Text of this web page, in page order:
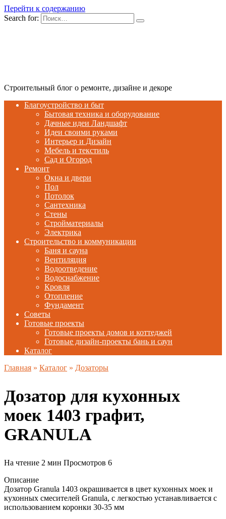
Перейти к содержанию
Search for:
Строительный блог о ремонте, дизайне и декоре
Благоустройство и быт
Бытовая техника и оборудование
Дачные идеи Ландшафт
Идеи своими руками
Интерьер и Дизайн
Мебель и текстиль
Сад и Огород
Ремонт
Окна и двери
Пол
Потолок
Сантехника
Стены
Стройматериалы
Электрика
Строительство и коммуникации
Баня и сауна
Вентиляция
Водоотведение
Водоснабжение
Кровля
Отопление
Фундамент
Советы
Готовые проекты
Готовые проекты домов и коттеджей
Готовые дизайн-проекты бань и саун
Каталог
Главная » Каталог » Дозаторы
Дозатор для кухонных
моек 1403 графит,
GRANULA
На чтение 2 мин Просмотров 6
Описание
Дозатор Granula 1403 окрашивается в цвет кухонных моек и
кухонных смесителей Granula, с легкостью устанавливается с
использованием коронки 30-35 мм